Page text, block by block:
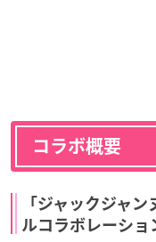
コラボ概要
「ジャックジャ
ルコラボレーショ